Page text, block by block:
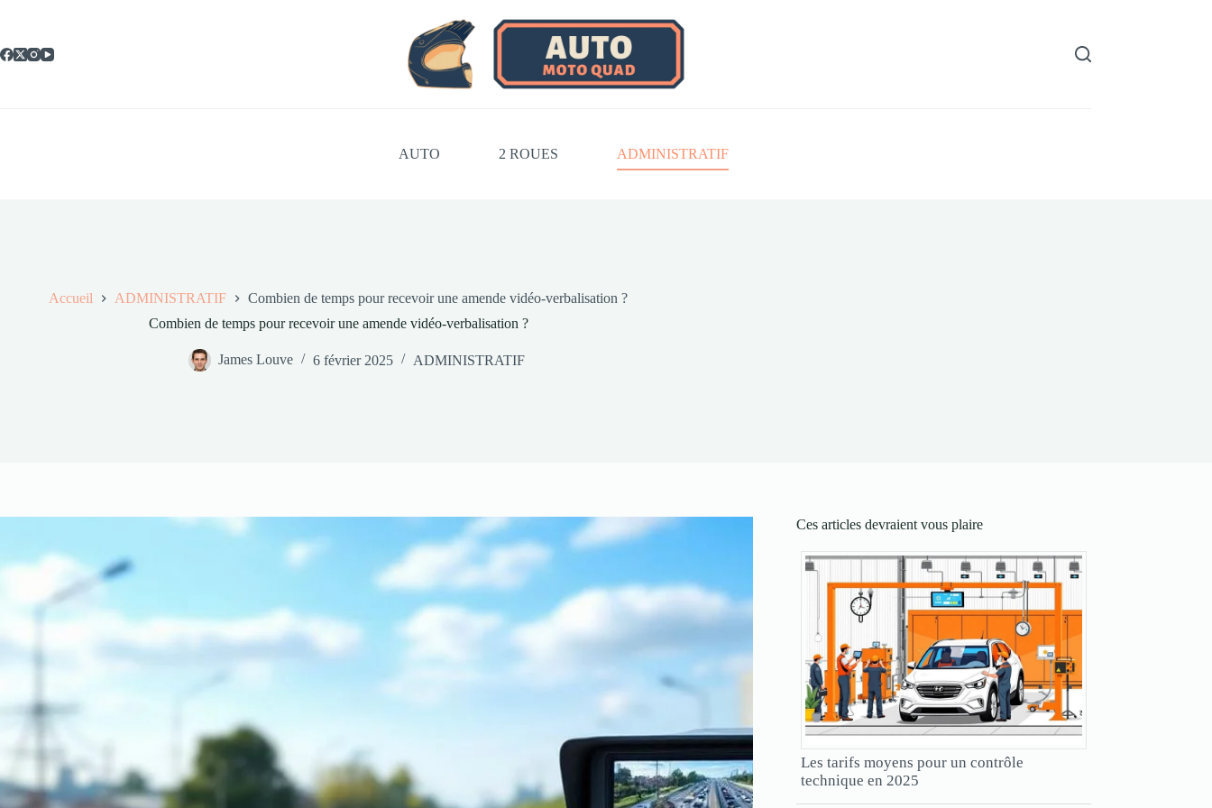
AUTO 2 ROUES ADMINISTRATIF
Accueil ADMINISTRATIF
Combien de temps pour recevoir une amende vidéo-verbalisation ?
Combien de temps pour recevoir une amende vidéo-verbalisation ?
James Louve 6 février 2025 ADMINISTRATIF
Ces articles devraient vous plaire
Les tarifs moyens pour un contrôle
technique en 2025